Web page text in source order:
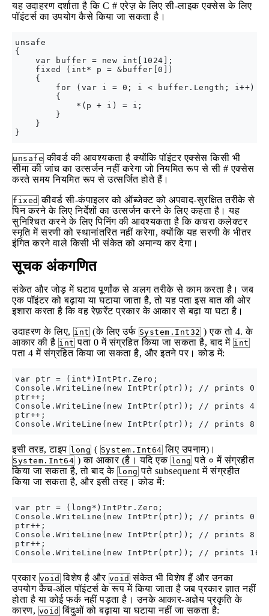
यह उदाहरण दर्शाता है कि C # एरेज़ के लिए सी-लाइक एक्सेस के लिए
पॉइंटर्स का उपयोग कैसे किया जा सकता है।
unsafe
{
    var buffer = new int[1024];
    fixed (int* p = &buffer[0])
    {
        for (var i = 0; i < buffer.Length; i++)
        {
            *(p + i) = i;
        }
    }
unsafe कीवर्ड की आवश्यकता है क्योंकि पॉइंटर एक्सेस किसी भी
सीमा की जांच का उत्सर्जन नहीं करेगा जो नियमित रूप से सी # एक्सेस
करते समय नियमित रूप से उत्सर्जित होते हैं।
fixed कीवर्ड सी-कंपाइलर को ऑब्जेक्ट को अपवाद-सुरक्षित तरीके से
पिन करने के लिए निर्देशों का उत्सर्जन करने के लिए कहता है। यह
सुनिश्चित करने के लिए पिनिंग की आवश्यकता है कि कचरा कलेक्टर
स्मृति में सरणी को स्थानांतरित नहीं करेगा, क्योंकि यह सरणी के भीतर
इंगित करने वाले किसी भी संकेत को अमान्य कर देगा।
सूचक अंकगणित
संकेत और जोड़ में घटाव पूर्णांक से अलग तरीके से काम करता है। जब
एक पॉइंटर को बढ़ाया या घटाया जाता है, तो यह पता इस बात की ओर
इशारा करता है कि वह रेफ़रेंट प्रकार के आकार से बढ़ा या घटा है।
उदाहरण के लिए, int (के लिए उर्फ System.Int32 ) एक तो 4. के
आकार की है int पता 0 में संग्रहित किया जा सकता है, बाद में int
पता 4 में संग्रहित किया जा सकता है, और इतने पर। कोड में:
var ptr = (int*)IntPtr.Zero;
Console.WriteLine(new IntPtr(ptr)); // prints 0
ptr++;
Console.WriteLine(new IntPtr(ptr)); // prints 4
ptr++;
इसी तरह, टाइप long ( System.Int64 लिए उपनाम)।
System.Int64 ) का आकार (है। यदि एक long पते ० में संग्रहीत
किया जा सकता है, तो बाद के long पते subsequent में संग्रहीत
किया जा सकता है, और इसी तरह। कोड में:
var ptr = (long*)IntPtr.Zero;
Console.WriteLine(new IntPtr(ptr)); // prints 0
ptr++;
Console.WriteLine(new IntPtr(ptr)); // prints 8
ptr++;
प्रकार void विशेष है और void संकेत भी विशेष हैं और उनका
उपयोग कैच-ऑल पॉइंटर्स के रूप में किया जाता है जब प्रकार ज्ञात नहीं
होता है या कोई फर्क नहीं पड़ता है। उनके आकार-अज्ञेय प्रकृति के
कारण, void बिंदुओं को बढ़ाया या घटाया नहीं जा सकता है: